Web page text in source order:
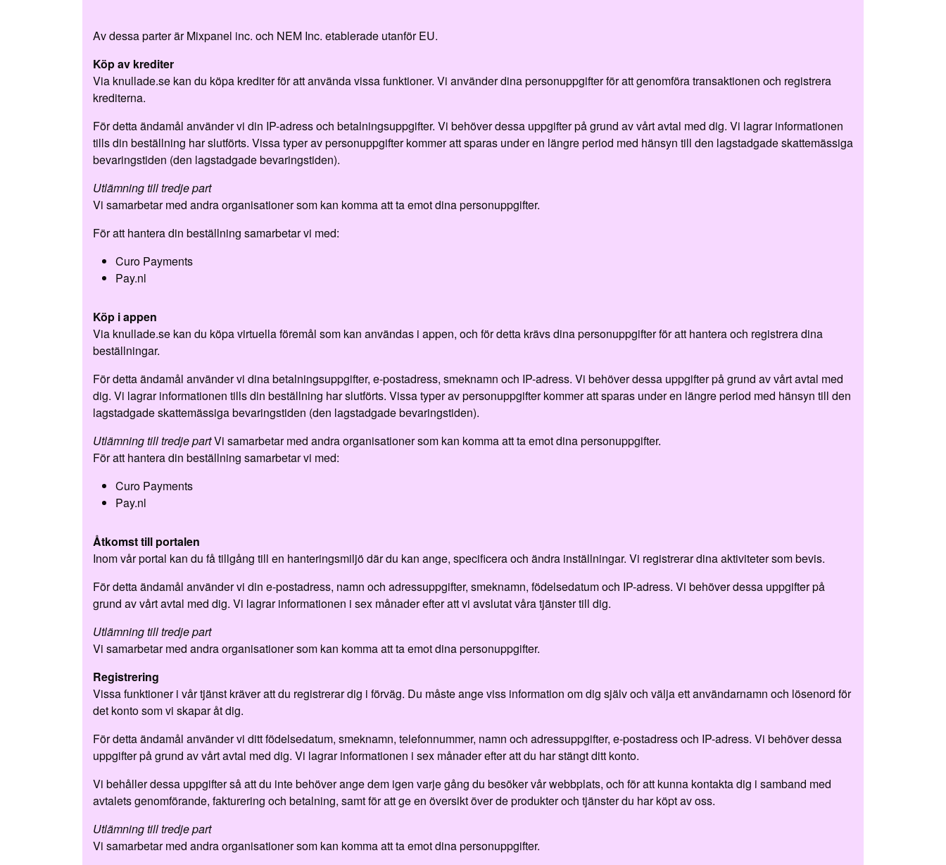
Av dessa parter är Mixpanel inc. och NEM Inc. etablerade utanför EU.
Köp av krediter
Via knullade.se kan du köpa krediter för att använda vissa funktioner. Vi använder dina personuppgifter för att genomföra transaktionen och registrera
krediterna.
För detta ändamål använder vi din IP-adress och betalningsuppgifter. Vi behöver dessa uppgifter på grund av vårt avtal med dig. Vi lagrar informationen
tills din beställning har slutförts. Vissa typer av personuppgifter kommer att sparas under en längre period med hänsyn till den lagstadgade skattemässiga
bevaringstiden (den lagstadgade bevaringstiden).
Utlämning till tredje part
Vi samarbetar med andra organisationer som kan komma att ta emot dina personuppgifter.
För att hantera din beställning samarbetar vi med:
Curo Payments
Pay.nl
Köp i appen
Via knullade.se kan du köpa virtuella föremål som kan användas i appen, och för detta krävs dina personuppgifter för att hantera och registrera dina
beställningar.
För detta ändamål använder vi dina betalningsuppgifter, e-postadress, smeknamn och IP-adress. Vi behöver dessa uppgifter på grund av vårt avtal med
dig. Vi lagrar informationen tills din beställning har slutförts. Vissa typer av personuppgifter kommer att sparas under en längre period med hänsyn till den
lagstadgade skattemässiga bevaringstiden (den lagstadgade bevaringstiden).
Utlämning till tredje partVi samarbetar med andra organisationer som kan komma att ta emot dina personuppgifter.
För att hantera din beställning samarbetar vi med:
Curo Payments
Pay.nl
Åtkomst till portalen
Inom vår portal kan du få tillgång till en hanteringsmiljö där du kan ange, specificera och ändra inställningar. Vi registrerar dina aktiviteter som bevis.
För detta ändamål använder vi din e-postadress, namn och adressuppgifter, smeknamn, födelsedatum och IP-adress. Vi behöver dessa uppgifter på
grund av vårt avtal med dig. Vi lagrar informationen i sex månader efter att vi avslutat våra tjänster till dig.
Utlämning till tredje part
Vi samarbetar med andra organisationer som kan komma att ta emot dina personuppgifter.
Registrering
Vissa funktioner i vår tjänst kräver att du registrerar dig i förväg. Du måste ange viss information om dig själv och välja ett användarnamn och lösenord för
det konto som vi skapar åt dig.
För detta ändamål använder vi ditt födelsedatum, smeknamn, telefonnummer, namn och adressuppgifter, e-postadress och IP-adress. Vi behöver dessa
uppgifter på grund av vårt avtal med dig. Vi lagrar informationen i sex månader efter att du har stängt ditt konto.
Vi behåller dessa uppgifter så att du inte behöver ange dem igen varje gång du besöker vår webbplats, och för att kunna kontakta dig i samband med
avtalets genomförande, fakturering och betalning, samt för att ge en översikt över de produkter och tjänster du har köpt av oss.
Utlämning till tredje part
Vi samarbetar med andra organisationer som kan komma att ta emot dina personuppgifter.